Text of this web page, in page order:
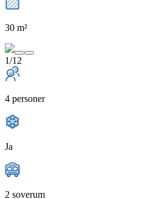
30 m²
1/12
4 personer
Ja
2 soverum